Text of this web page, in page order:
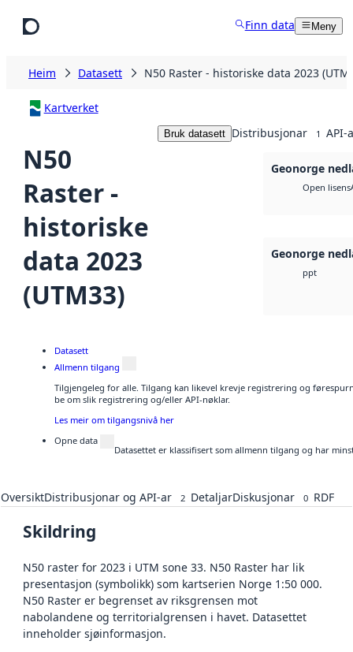
Finn data Meny
Heim Datasett N50 Raster - historiske data 2023
Kartverket
N50
Raster -
historiske
data 2023
(UTM33)
Bruk datasett Distribusjonar 1 API-
Geonorge
Open lisens
Geonorge
ppt
Datasett
Allmenn tilgang
Tilgjengeleg for alle. Tilgang kan likevel krevje registrering og
be om slik registrering og/eller API-nøklar.
Les meir om tilgangsnivå her
Opne data
Datasettet er klassifisert som allmenn tilgang og har
OversiktDistribusjonar og API-ar 2 DetaljarDiskusjonar 0 RDF
Skildring
N50 raster for 2023 i UTM sone 33. N50 Raster har lik
presentasjon (symbolikk) som kartserien Norge 1:50 000.
N50 Raster er begrenset av riksgrensen mot
nabolandene og territorialgrensen i havet. Datasettet
inneholder sjøinformasjon.